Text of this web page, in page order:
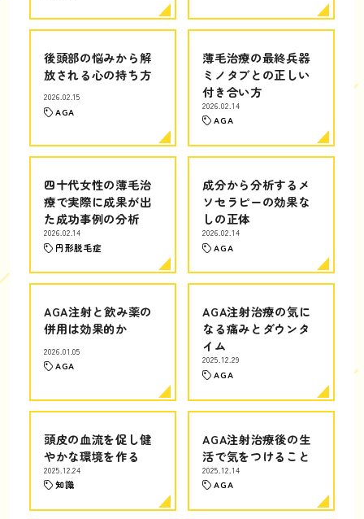
後頭部の悩みから解
放される心の持ち方
2026.02.15
AGA
薄毛治療の最終兵器
ミノタブとの正しい
付き合い方
2026.02.14
AGA
四十代女性の薄毛治
療で実際に成果が出
た成功事例の分析
2026.02.14
円形脱毛症
成分から分析するメ
ソセラピーの効果な
しの正体
2026.02.14
AGA
AGA注射と飲み薬の
併用は効果的か
2026.01.05
AGA
AGA注射治療の気に
なる痛みとダウンタ
イム
2025.12.29
AGA
頭皮の血流を促し健
やかな環境を作る
2025.12.24
知識
AGA注射治療後の生
活で気をつけること
2025.12.14
AGA